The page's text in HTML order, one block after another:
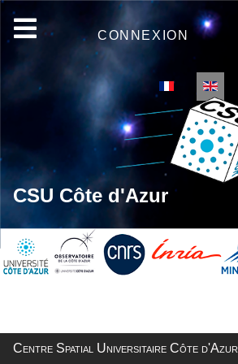
CONNEXION
Select your language
CSU Côte d'Azur
Centre Spatial Universitaire Côte d'Azur